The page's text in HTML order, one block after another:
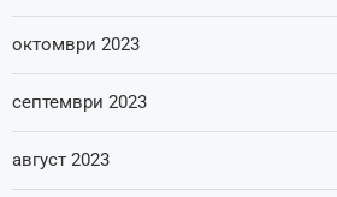
октомври 2023
септември 2023
август 2023